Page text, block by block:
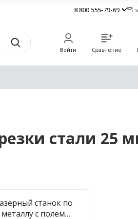
8 800 555-79-69
Войти Сравнение
стали 25
станок по
металлу с полем